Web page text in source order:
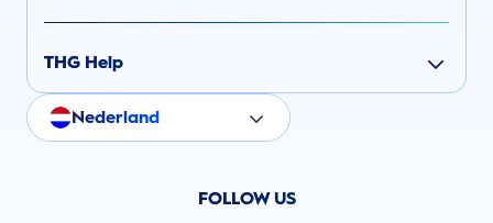
THG Help
Nederland
FOLLOW US